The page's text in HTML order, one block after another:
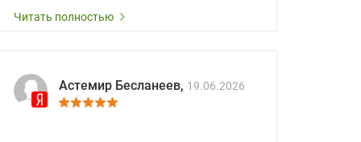
Читать полностью
Астемир Бесланеев, 19.06.2026